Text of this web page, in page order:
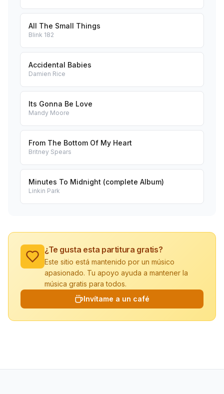
All The Small Things
Blink 182
Accidental Babies
Damien Rice
Its Gonna Be Love
Mandy Moore
From The Bottom Of My Heart
Britney Spears
Minutes To Midnight (complete Album)
Linkin Park
¿Te gusta esta partitura gratis?
Este sitio está mantenido por un músico
apasionado. Tu apoyo ayuda a mantener la
música gratis para todos.
Invítame a un café